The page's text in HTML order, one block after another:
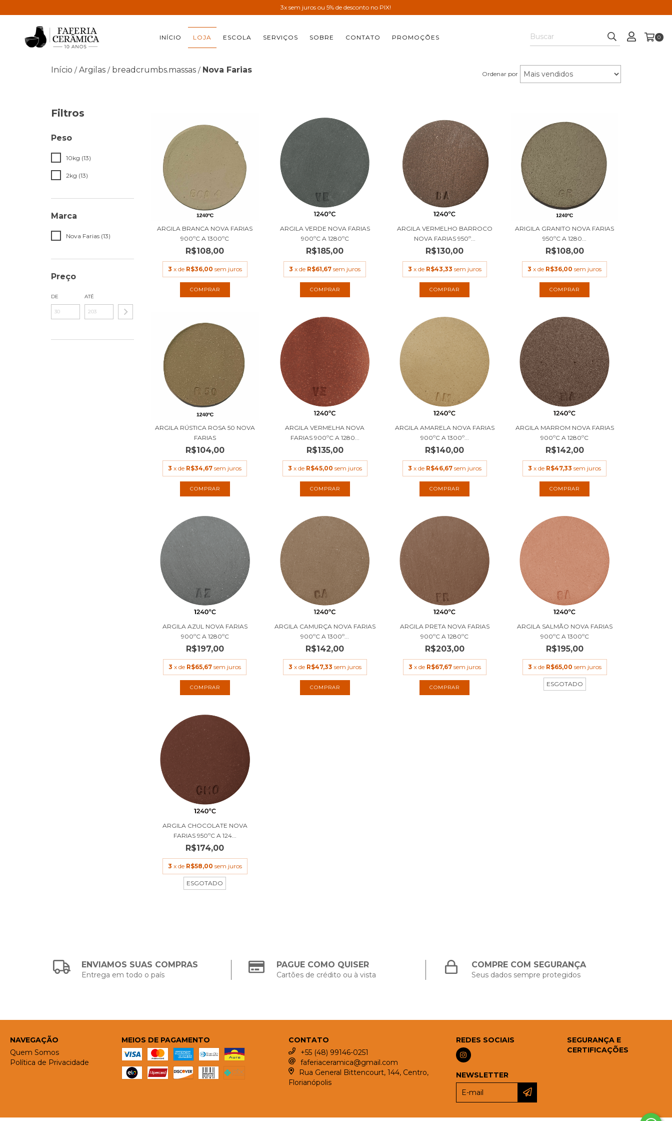
3x sem juros ou 5% de desconto no PIX!
INÍCIO LOJA ESCOLA SERVIÇOS SOBRE CONTATO PROMOÇÕES 0
Início / Argilas / breadcrumbs.massas / Nova Farias Ordenar por
Filtros
Peso
10kg (13)
2kg (13)
Marca
Nova Farias (13)
Preço
DE ATÉ
ARGILA BRANCA NOVA FARIAS
900ºC A 1300ºC
R$108,00
3 x de R$36,00 sem juros
COMPRAR
ARGILA VERDE NOVA FARIAS
900ºC A 1280ºC
R$185,00
3 x de R$61,67 sem juros
COMPRAR
ARGILA VERMELHO BARROCO
NOVA FARIAS 950º...
R$130,00
3 x de R$43,33 sem juros
COMPRAR
ARIGILA GRANITO NOVA FARIAS
950ºC A 1280...
R$108,00
3 x de R$36,00 sem juros
COMPRAR
ARGILA RÚSTICA ROSA 50 NOVA
FARIAS
R$104,00
3 x de R$34,67 sem juros
COMPRAR
ARGILA VERMELHA NOVA
FARIAS 900ºC A 1280...
R$135,00
3 x de R$45,00 sem juros
COMPRAR
ARGILA AMARELA NOVA FARIAS
900ºC A 1300º...
R$140,00
3 x de R$46,67 sem juros
COMPRAR
ARGILA MARROM NOVA FARIAS
900ºC A 1280ºC
R$142,00
3 x de R$47,33 sem juros
COMPRAR
ARGILA AZUL NOVA FARIAS
900ºC A 1280ºC
R$197,00
3 x de R$65,67 sem juros
COMPRAR
ARGILA CAMURÇA NOVA FARIAS
900ºC A 1300º...
R$142,00
3 x de R$47,33 sem juros
COMPRAR
ARGILA PRETA NOVA FARIAS
900ºC A 1280ºC
R$203,00
3 x de R$67,67 sem juros
COMPRAR
ARGILA SALMÃO NOVA FARIAS
900ºC A 1300ºC
R$195,00
3 x de R$65,00 sem juros
ESGOTADO
ARGILA CHOCOLATE NOVA
FARIAS 950ºC A 124...
R$174,00
3 x de R$58,00 sem juros
ESGOTADO
ENVIAMOS SUAS COMPRAS
Entrega em todo o país
PAGUE COMO QUISER
Cartões de crédito ou à vista
COMPRE COM SEGURANÇA
Seus dados sempre protegidos
NAVEGAÇÃO
Quem Somos
Política de Privacidade
MEIOS DE PAGAMENTO
CONTATO
+55 (48) 99146-0251
faferiaceramica@gmail.com
Rua General Bittencourt, 144, Centro,
Florianópolis
REDES SOCIAIS
NEWSLETTER
SEGURANÇA E
CERTIFICAÇÕES